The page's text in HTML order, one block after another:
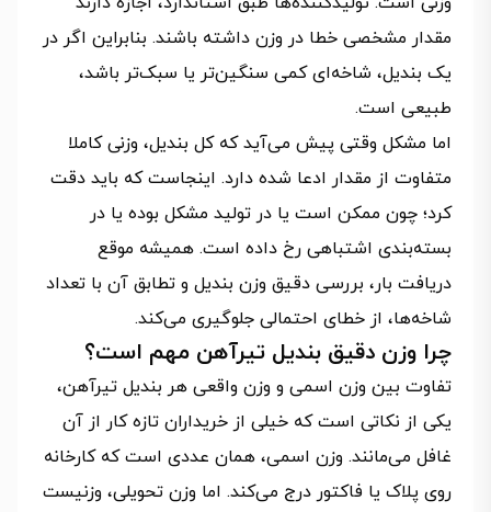
مقدار مشخصی خطا در وزن داشته باشند. بنابراین اگر در
یک بندیل، شاخه‌ای کمی سنگین‌تر یا سبک‌تر باشد،
طبیعی است.
اما مشکل وقتی پیش می‌آید که کل بندیل، وزنی کاملا
متفاوت از مقدار ادعا‌ شده دارد. اینجاست که باید دقت
کرد؛ چون ممکن است یا در تولید مشکل بوده یا در
بسته‌بندی اشتباهی رخ داده است. همیشه موقع
دریافت بار، بررسی دقیق وزن بندیل و تطابق آن با تعداد
شاخه‌ها، از خطای احتمالی جلوگیری می‌کند.
چرا وزن دقیق بندیل تیرآهن مهم است؟
تفاوت بین وزن اسمی و وزن واقعی هر بندیل تیرآهن،
یکی از نکاتی‌ است که خیلی از خریداران تازه‌ کار از آن
غافل می‌مانند. وزن اسمی، همان عددی‌ است که کارخانه
روی پلاک یا فاکتور درج می‌کند. اما وزن تحویلی، وزنیست